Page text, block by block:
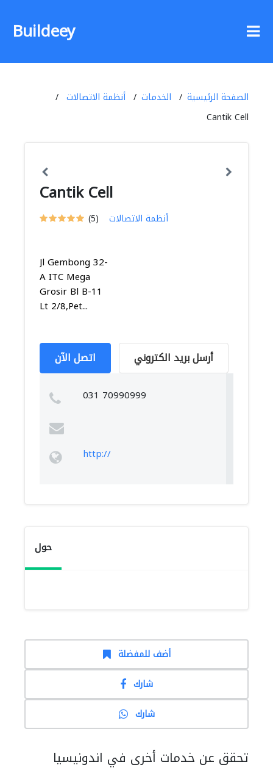
Buildeey
الصفحة الرئيسية الخدمات
أنظمة الاتصالات
Cantik Cell
Cantik Cell
(5) أنظمة الاتصالات
Jl Gembong 32-
A ITC Mega
Grosir Bl B-11
Lt 2/8,Pet...
اتصل الآن أرسل بريد الكتروني
031 70990999
http://
حول
أضف للمفضلة
شارك
شارك
تحقق عن خدمات أخرى في اندونيسيا